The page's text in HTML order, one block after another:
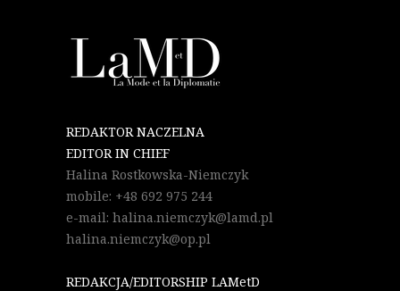
REDAKTOR NACZELNA
EDITOR IN CHIEF
Halina Rostkowska-Niemczyk
mobile: +48 692 975 244
e-mail: halina.niemczyk@lamd.pl
halina.niemczyk@op.pl
REDAKCJA/EDITORSHIP LAMetD